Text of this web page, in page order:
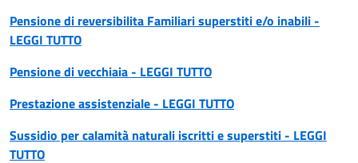
Pensione di reversibilita Familiari superstiti e/o inabili -
LEGGI TUTTO
Pensione di vecchiaia - LEGGI TUTTO
Prestazione assistenziale - LEGGI TUTTO
Sussidio per calamità naturali iscritti e superstiti - LEGGI
TUTTO